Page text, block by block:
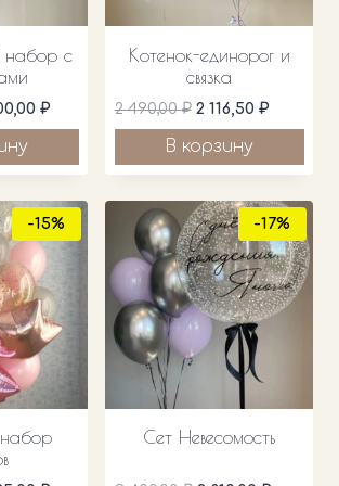
набор с
₽.
₽Текущая
цена:
Котенок-единорог и
связка
2 490,00₽ Первоначальная
цена
составляла
490,00 ₽.
2 116,50 ₽Текущая
цена:
В корзину
-15% -17%
Сет Невесомость